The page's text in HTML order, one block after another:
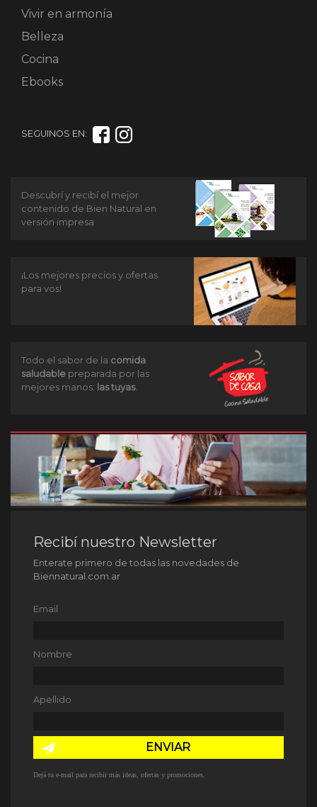
Vivir en armonía
Belleza
Cocina
Ebooks
SEGUINOS EN:
Descubrí y recibí el mejor
contenido de Bien Natural en
versión impresa
¡Los mejores precios y ofertas
para vos!
Todo el sabor de la comida
saludable preparada por las
mejores manos: las tuyas.
Recibí nuestro Newsletter
Enterate primero de todas las novedades de
Biennatural.com.ar
Email
Nombre
Apellido
ENVIAR
Dejá tu e-mail para recibir más ideas, ofertas y promociones.